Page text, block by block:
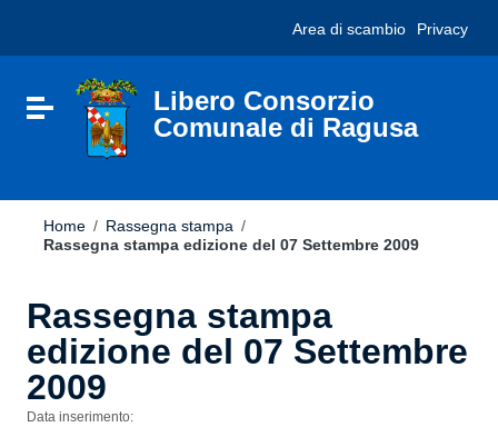
sito
include
Vai al footer
Area di scambio Privacy
Attiva / disattiva la navigazione
Libero Consorzio
Comunale di Ragusa
Home / Rassegna stampa /
Rassegna stampa edizione del 07 Settembre 2009
Rassegna stampa
edizione del 07 Settembre
2009
Data inserimento: